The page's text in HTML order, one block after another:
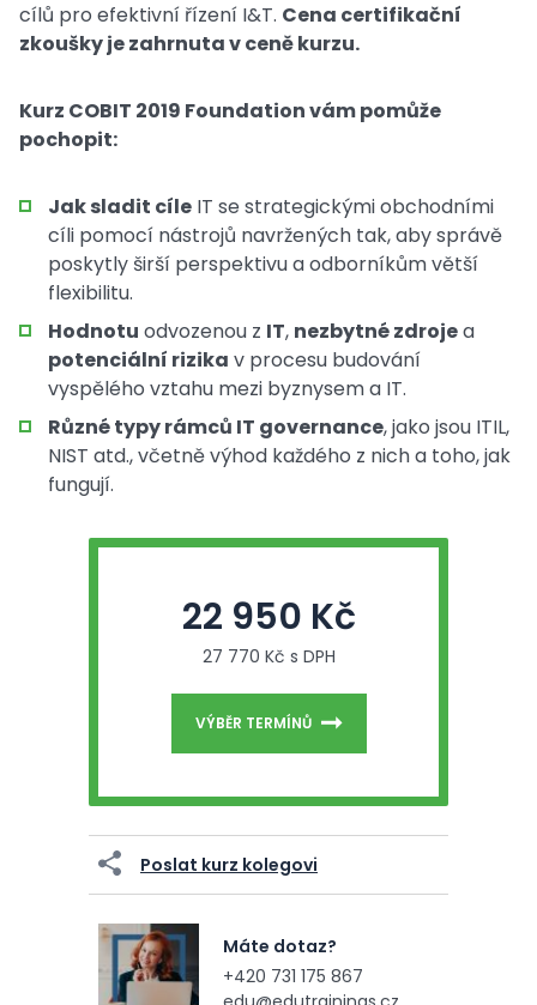
cílů pro efektivní řízení I&T. Cena certifikační
zkoušky je zahrnuta v ceně kurzu.
Kurz COBIT 2019 Foundation vám pomůže
pochopit:
Jak sladit cíle IT se strategickými obchodními
cíli pomocí nástrojů navržených tak, aby správě
poskytly širší perspektivu a odborníkům větší
flexibilitu.
Hodnotu odvozenou z IT, nezbytné zdrojea
potenciální rizika v procesu budování
vyspělého vztahu mezi byznysem a IT.
Různé typy rámců IT governance, jako jsou ITIL,
NIST atd., včetně výhod každého z nich a toho, jak
fungují.
22 950 Kč
27 770 Kč s DPH
VÝBĚR TERMÍNŮ
Poslat kurz kolegovi
Máte dotaz?
+420 731 175 867